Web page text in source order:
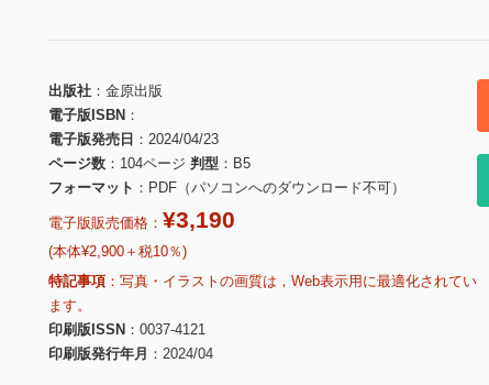
出版社
金原出版
電子版ISBN
電子版発売日
2024/04/23
ページ数
104ページ 判型
B5
フォーマット
PDF（パソコンへのダウンロード不可）
電子版販売価格： ¥3,190
(本体¥2,900＋税10％)
特記事項
写真・イラストの画質は，Web表示用に最適化されてい
ます。
印刷版ISSN
0037-4121
印刷版発行年月
2024/04